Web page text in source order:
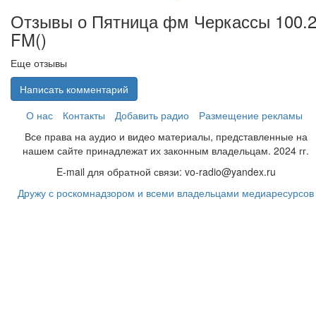
Отзывы о Пятница фм Черкассы 100.2
FM()
Еще отзывы
Написать комментарий
О нас
Контакты Добавить радио
Размещение рекламы
Все права на аудио и видео материалы, представленные на
нашем сайте принадлежат их законным владельцам. 2024 гг.
E-mail для обратной связи: vo-radio@yandex.ru
Дружу с роскомнадзором и всеми владельцами медиаресурсов